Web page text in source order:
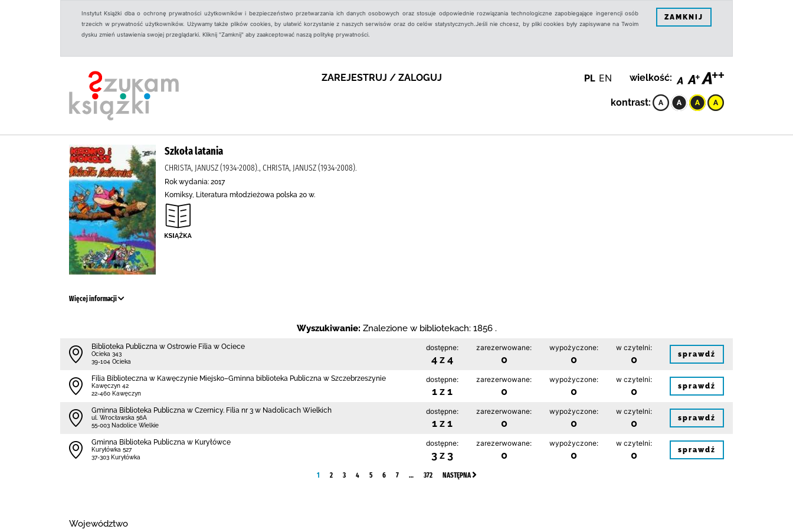
Instytut Książki dba o ochronę prywatności użytkowników i bezpieczeństwo przetwarzania ich danych osobowych oraz stosuje odpowiednie rozwiązania technologiczne zapobiegające ingerencji osób
trzecich w prywatność użytkowników. Używamy także plików cookies, by ułatwić korzystanie z naszych serwisów oraz do celów statystycznych.Jeśli nie chcesz, by pliki cookies były zapisywane na Twoim
dysku zmień ustawienia swojej przeglądarki. Kliknij "Zamknij" aby zaakceptować naszą politykę prywatności.
ZAMKNIJ
ZAREJESTRUJ / ZALOGUJ PL EN wielkość:
kontrast:
Szkoła latania
CHRISTA, JANUSZ (1934-2008)., CHRISTA, JANUSZ (1934-2008).
Rok wydania: 2017
Komiksy, Literatura młodzieżowa polska 20 w.
Więcej informacji
Wyszukiwanie: Znalezione w bibliotekach: 1856 .
Biblioteka Publiczna w Ostrowie Filia w Ociece
Ocieka 343
39-104 Ocieka
dostępne:
4 z 4
zarezerwowane:
0
wypożyczone:
0
w czytelni:
0 sprawdź
Filia Biblioteczna w Kawęczynie Miejsko–Gminna biblioteka Publiczna w Szczebrzeszynie
Kawęczyn 42
22-460 Kawęczyn
dostępne:
1 z 1
zarezerwowane:
0
wypożyczone:
0
w czytelni:
0 sprawdź
Gminna Biblioteka Publiczna w Czernicy. Filia nr 3 w Nadolicach Wielkich
ul. Wrocławska 56A
55-003 Nadolice Wielkie
dostępne:
1 z 1
zarezerwowane:
0
wypożyczone:
0
w czytelni:
0 sprawdź
Gminna Biblioteka Publiczna w Kuryłówce
Kuryłówka 527
37-303 Kuryłówka
dostępne:
3 z 3
zarezerwowane:
0
wypożyczone:
0
w czytelni:
0 sprawdź
1 2 3 4 5 6 7 … 372 NASTĘPNA
Województwo